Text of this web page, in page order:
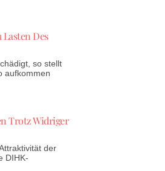
Lasten Des
so stellt
aufkommen
Trotz Widriger
der
DIHK-